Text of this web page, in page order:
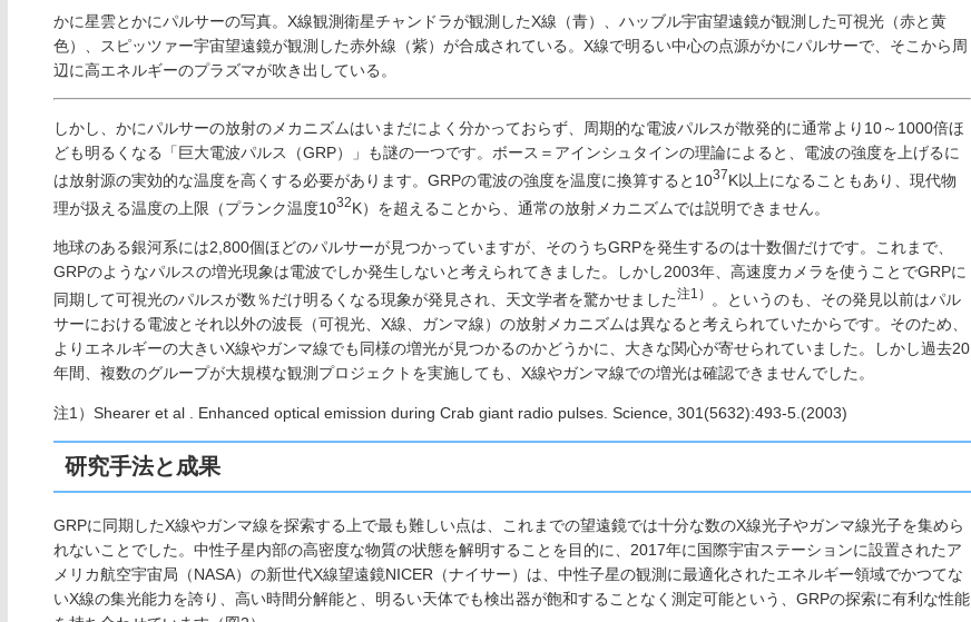
かに星雲とかにパルサーの写真。X線観測衛星チャンドラが観測したX線（青）、ハッブル宇宙望遠鏡が観測した可視光（赤と黄
色）、スピッツァー宇宙望遠鏡が観測した赤外線（紫）が合成されている。X線で明るい中心の点源がかにパルサーで、そこから周
辺に高エネルギーのプラズマが吹き出している。
しかし、かにパルサーの放射のメカニズムはいまだによく分かっておらず、周期的な電波パルスが散発的に通常より10～1000倍ほ
ども明るくなる「巨大電波パルス（GRP）」も謎の一つです。ボース＝アインシュタインの理論によると、電波の強度を上げるに
は放射源の実効的な温度を高くする必要があります。GRPの電波の強度を温度に換算すると1037K以上になることもあり、現代物
理が扱える温度の上限（プランク温度1032K）を超えることから、通常の放射メカニズムでは説明できません。
地球のある銀河系には2,800個ほどのパルサーが見つかっていますが、そのうちGRPを発生するのは十数個だけです。これまで、
GRPのようなパルスの増光現象は電波でしか発生しないと考えられてきました。しかし2003年、高速度カメラを使うことでGRPに
同期して可視光のパルスが数％だけ明るくなる現象が発見され、天文学者を驚かせました注1）
。というのも、その発見以前はパル
サーにおける電波とそれ以外の波長（可視光、X線、ガンマ線）の放射メカニズムは異なると考えられていたからです。そのため、
よりエネルギーの大きいX線やガンマ線でも同様の増光が見つかるのかどうかに、大きな関心が寄せられていました。しかし過去20
年間、複数のグループが大規模な観測プロジェクトを実施しても、X線やガンマ線での増光は確認できませんでした。
注1）Shearer et al . Enhanced optical emission during Crab giant radio pulses. Science, 301(5632):493-5.(2003)
研究手法と成果
GRPに同期したX線やガンマ線を探索する上で最も難しい点は、これまでの望遠鏡では十分な数のX線光子やガンマ線光子を集めら
れないことでした。中性子星内部の高密度な物質の状態を解明することを目的に、2017年に国際宇宙ステーションに設置されたア
メリカ航空宇宙局（NASA）の新世代X線望遠鏡NICER（ナイサー）は、中性子星の観測に最適化されたエネルギー領域でかつてな
いX線の集光能力を誇り、高い時間分解能と、明るい天体でも検出器が飽和することなく測定可能という、GRPの探索に有利な性能